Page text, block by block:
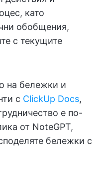
като
обобщения,
с текущите
на бележки и
с ClickUp Docs,
е по-
от NoteGPT,
бележки с